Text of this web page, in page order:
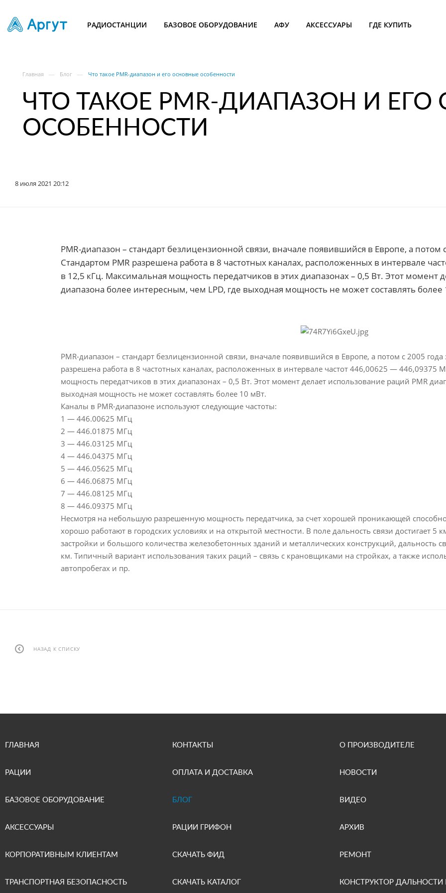
РАДИОСТАНЦИИ БАЗОВОЕ ОБОРУДОВАНИЕ АФУ АКСЕССУАРЫ ГДЕ КУПИТЬ
Главная — Блог — Что такое PMR-диапазон и его основные особенности
ЧТО ТАКОЕ PMR-ДИАПАЗОН И
ОСОБЕННОСТИ
8 июля 2021 20:12
PMR-диапазон – стандарт безлицензионной связи, вначале появившийся в Европе, а
Стандартом PMR разрешена работа в 8 частотных каналах, расположенных в интервале
в 12,5 кГц. Максимальная мощность передатчиков в этих диапазонах – 0,5 Вт. Этот момент
диапазона более интересным, чем LPD, где выходная мощность не может составлять более
PMR-диапазон – стандарт безлицензионной связи, вначале появившийся в Европе, а потом с 2005
разрешена работа в 8 частотных каналах, расположенных в интервале частот 446,00625 — 446,09375
мощность передатчиков в этих диапазонах – 0,5 Вт. Этот момент делает использование раций PMR
выходная мощность не может составлять более 10 мВт.
Каналы в PMR-диапазоне используют следующие частоты:
1 — 446.00625 МГц
2 — 446.01875 МГц
3 — 446.03125 МГц
4 — 446.04375 МГц
5 — 446.05625 МГц
6 — 446.06875 МГц
7 — 446.08125 МГц
8 — 446.09375 МГц
Несмотря на небольшую разрешенную мощность передатчика, за счет хорошей проникающей
хорошо работают в городских условиях и на открытой местности. В поле дальность связи достигает 5
застройки и большого количества железобетонных зданий и металлических конструкций, дальность
км. Типичный вариант использования таких раций – связь с крановщиками на стройках, а также
автопробегах и пр.
НАЗАД К СПИСКУ
ГЛАВНАЯ
РАЦИИ
БАЗОВОЕ ОБОРУДОВАНИЕ
АКСЕССУАРЫ
КОРПОРАТИВНЫМ КЛИЕНТАМ
ТРАНСПОРТНАЯ БЕЗОПАСНОСТЬ
КОНТАКТЫ
ОПЛАТА И ДОСТАВКА
БЛОГ
РАЦИИ ГРИФОН
СКАЧАТЬ ФИД
СКАЧАТЬ КАТАЛОГ
О ПРОИЗВОДИТЕЛЕ
НОВОСТИ
ВИДЕО
АРХИВ
РЕМОНТ
КОНСТРУКТОР ДАЛЬНОСТИ